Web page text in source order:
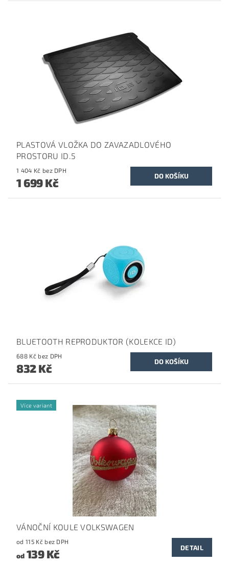
PLASTOVÁ VLOŽKA DO ZAVAZADLOVÉHO
PROSTORU ID.5
1 404 Kč bez DPH
1 699 Kč
BLUETOOTH REPRODUKTOR (KOLEKCE ID)
688 Kč bez DPH
832 Kč
Více variant
VÁNOČNÍ KOULE VOLKSWAGEN
od 115 Kč bez DPH
od139 Kč DETAIL